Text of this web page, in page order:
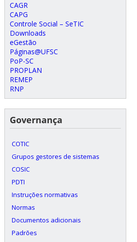
CAGR
CAPG
Controle Social – SeTIC
Downloads
eGestão
Páginas@UFSC
PoP-SC
PROPLAN
REMEP
RNP
Governança
COTIC
Grupos gestores de sistemas
COSIC
PDTI
Instruções normativas
Normas
Documentos adicionais
Padrões